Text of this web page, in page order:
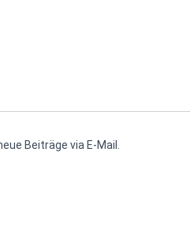
Beiträge via E-Mail.